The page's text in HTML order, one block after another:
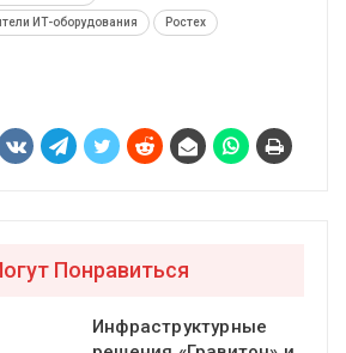
ИТ-оборудования Ростех
Понравиться
Инфраструктурные